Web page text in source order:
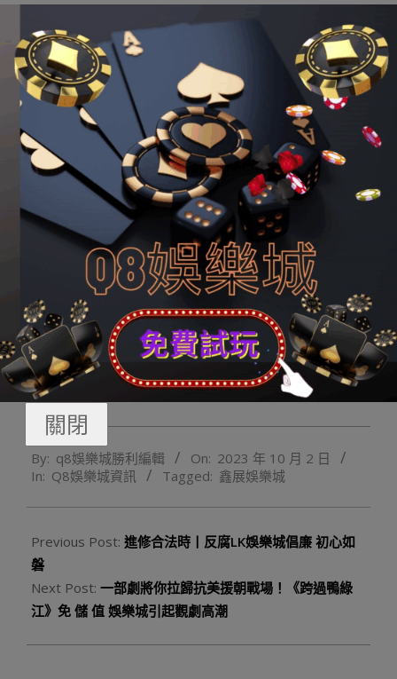
率、淘汰大氣凈化的緊張行動，同時也有益于擴展電力花
費、晉升電氣化程度、提高人平易近生涯質量。”單葆國先
容，2020年前11月，國度電網公司電能替換電量實現
1857億千瓦時，同比增加9%；工業范疇替換電量占比約
60%，包含冶金電爐、工業電汽鍋、建材電窯爐等。
除了電能替換，綠色低碳生長也體目前光伏裝備及元器件
創造等財產的用電量中。2020年11月，江蘇省光伏裝備及
元器件創造以及新動力整車創造用電量同比分手增加
186.7%、54.6%，顯露搶眼。
“絕管客歲面臨諸多考驗，但光伏行業依然堅持安穩增加態
勢，尤為是碳達峰與碳中以及方針提出后，咱們的決心信
念更足了。”天合光能常州以及宿遷組件工場總司理陸振宇
先容，當前市場需求茂盛，組件訂單量足夠，工場根本堅
持滿負荷運行，過年時代也將滿產運轉。
2023-
10-
02
By: q8娛樂城勝利編輯 On: 2023 年 10 月 2 日
In: Q8娛樂城資訊 Tagged: 鑫展娛樂城
Previous Post: 進修合法時丨反腐LK娛樂城倡廉 初心如
磐
Next Post: 一部劇將你拉歸抗美援朝戰場！《跨過鴨綠
江》免 儲 值 娛樂城引起觀劇高潮
關閉